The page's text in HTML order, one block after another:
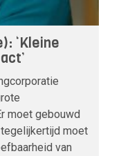
‘Kleine
moet gebouwd
moet
van